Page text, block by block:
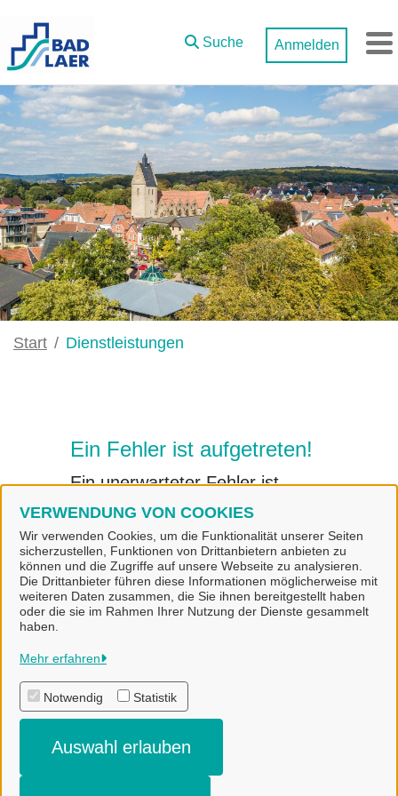
VERWENDUNG VON COOKIES
Wir verwenden Cookies, um die Funktionalität unserer Seiten
sicherzustellen, Funktionen von Drittanbietern anbieten zu
können und die Zugriffe auf unsere Webseite zu analysieren.
Die Drittanbieter führen diese Informationen möglicherweise mit
weiteren Daten zusammen, die Sie ihnen bereitgestellt haben
oder die sie im Rahmen Ihrer Nutzung der Dienste gesammelt
haben.
Mehr erfahren
Notwendig Statistik
Auswahl erlauben
Suche Anmelden
Start Dienstleistungen
Ein Fehler ist aufgetreten!
Ein unerwarteter Fehler ist
aufgetreten.
Gemeinde Bad Laer
Alle Rechte vorbehalten